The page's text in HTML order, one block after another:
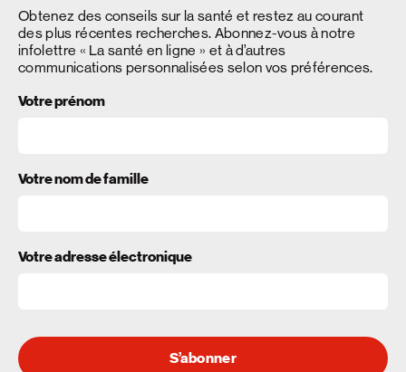
Obtenez des conseils sur la santé et restez au courant
des plus récentes recherches. Abonnez-vous à notre
infolettre « La santé en ligne » et à d’autres
communications personnalisées selon vos préférences.
Votre prénom
Votre nom de famille
Votre adresse électronique
S’abonner